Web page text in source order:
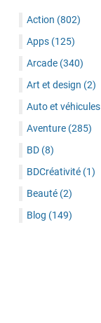
Action (802)
Apps (125)
Arcade (340)
Art et design (2)
Auto et véhicules
Aventure (285)
BD (8)
BDCréativité (1)
Beauté (2)
Blog (149)